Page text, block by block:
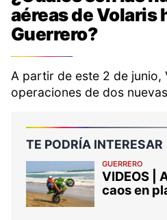
aéreas de Volaris
Guerrero?
A partir de este 2 de junio,
operaciones de dos
TE PODRÍA INTERESAR
GUERRERO
VIDEOS |
caos en